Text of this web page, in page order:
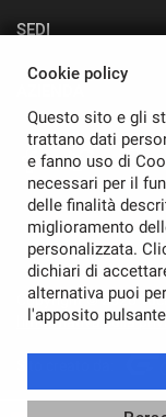
SEDI
Sede di Pavia
Azienda
Copyright © 2026
l'informativa sulla
Cookie policy
Questo sito e gli
trattano dati
e fanno uso di
necessari per il
delle finalità
miglioramento
personalizzata.
dichiari di
alternativa puoi
l'apposito
Cookie per
Cookie
Cookie di
Leggi
cookie